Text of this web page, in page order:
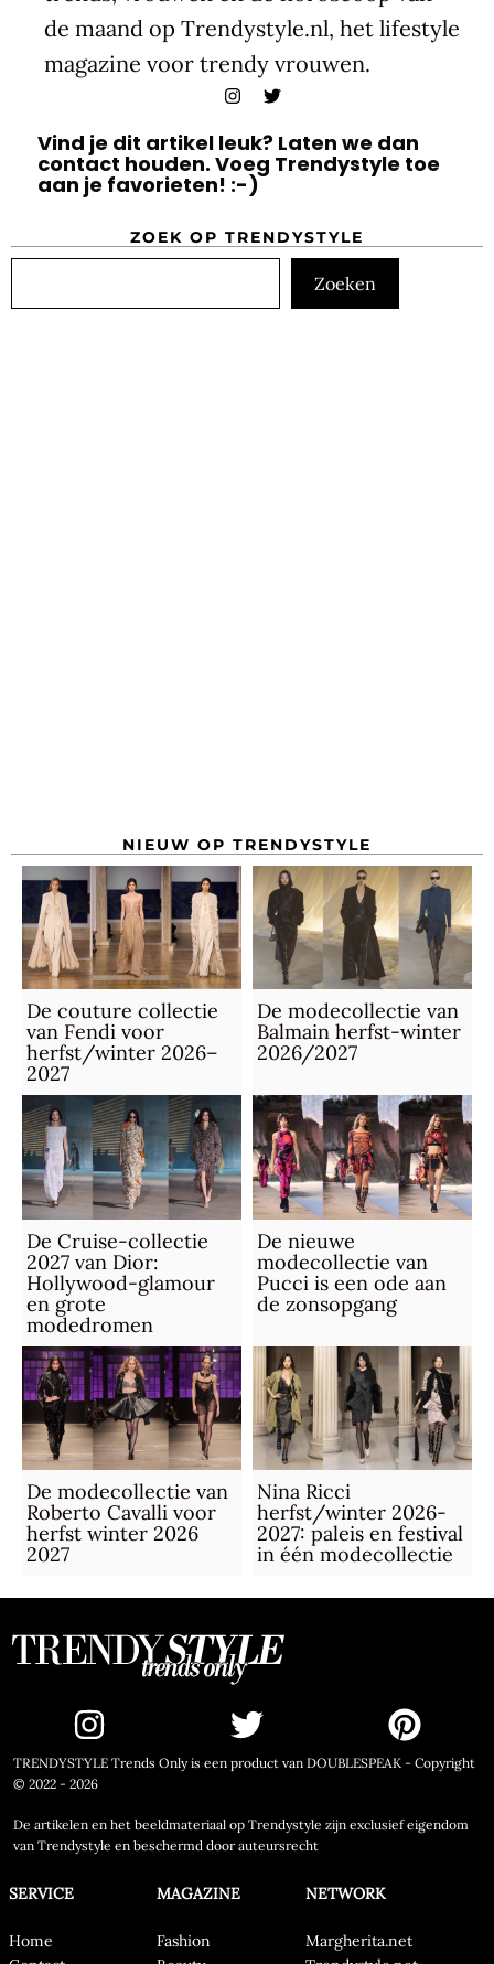
de maand op Trendystyle.nl, het lifestyle
magazine voor trendy vrouwen.
Vind je dit artikel leuk? Laten we dan
contact houden. Voeg Trendystyle toe
aan je favorieten! :-)
ZOEK OP TRENDYSTYLE
Zoeken
NIEUW OP TRENDYSTYLE
De couture collectie
van Fendi voor
herfst/winter 2026–
2027
De modecollectie van
Balmain herfst-winter
2026/2027
De Cruise-collectie
2027 van Dior:
Hollywood-glamour
en grote
modedromen
De nieuwe
modecollectie van
Pucci is een ode aan
de zonsopgang
De modecollectie van
Roberto Cavalli voor
herfst winter 2026
2027
Nina Ricci
herfst/winter 2026-
2027: paleis en festival
in één modecollectie
TRENDYSTYLE Trends Only is een product van DOUBLESPEAK - Copyright
© 2022 - 2026
De artikelen en het beeldmateriaal op Trendystyle zijn exclusief eigendom
van Trendystyle en beschermd door auteursrecht
SERVICE
Home
MAGAZINE
Fashion
NETWORK
Margherita.net